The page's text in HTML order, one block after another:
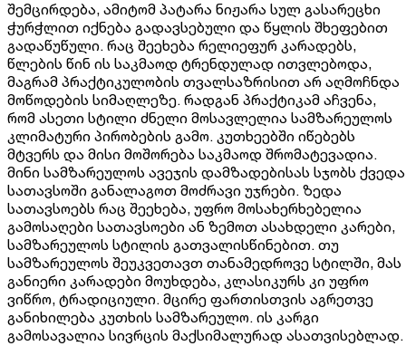
შემცირდება, ამიტომ პატარა ნიჟარა სულ გასარეცხი
ჭურჭლით იქნება გადავსებული და წყლის შხეფებით
გადაწუწული. რაც შეეხება რელიეფურ კარადებს,
წლების წინ ის საკმაოდ ტრენდულად ითვლებოდა,
მაგრამ პრაქტიკულობის თვალსაზრისით არ აღმოჩნდა
მოწოდების სიმაღლეზე. რადგან პრაქტიკამ აჩვენა,
რომ ასეთი სტილი ძნელი მოსავლელია სამზარეულოს
კლიმატური პირობების გამო. კუთხეებში იწებებს
მტვერს და მისი მოშორება საკმაოდ შრომატევადია.
მინი სამზარეულოს ავეჯის დამზადებისას სჯობს ქვედა
სათავსოში განალაგოთ მოძრავი უჯრები. ზედა
სათავსოებს რაც შეეხება, უფრო მოსახერხებელია
გამოსაღები სათავსოები ან ზემოთ ასახდელი კარები,
სამზარეულოს სტილის გათვალისწინებით. თუ
სამზარეულოს შეუკვეთავთ თანამედროვე სტილში, მას
განიერი კარადები მოუხდება, კლასიკურს კი უფრო
ვიწრო, ტრადიციული. მცირე ფართისთვის აგრეთვე
განიხილება კუთხის სამზარეულო. ის კარგი
გამოსავალია სივრცის მაქსიმალურად ასათვისებლად.